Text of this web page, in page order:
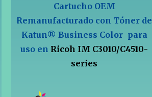
Cartucho OEM
Remanufacturado con Tóner de
Katun® Business Color para
uso en Ricoh IM C3010/C4510-
series